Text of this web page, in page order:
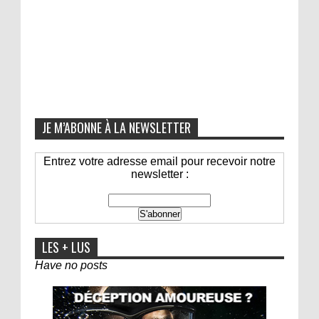
JE M’ABONNE À LA NEWSLETTER
Entrez votre adresse email pour recevoir notre
newsletter :
LES + LUS
Have no posts